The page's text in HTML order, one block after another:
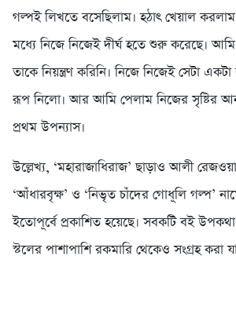
গল্পই লিখতে বসেছিলাম। হঠাৎ খেয়াল
মধ্যে নিজে নিজেই দীর্ঘ হতে শুরু করেছে।
তাকে নিয়ন্ত্রণ করিনি। নিজে নিজেই সেটা
রূপ নিলো। আর আমি পেলাম নিজের সৃষ্টির
প্রথম উপন্যাস।
উল্লেখ্য, ‘মহারাজাধিরাজ’ ছাড়াও আলী
‘আঁধারবৃক্ষ’ ও ‘নিভৃত চাঁদের গোধূলি গল্প’
ইতোপূর্বে প্রকাশিত হয়েছে। সবকটি বই
স্টলের পাশাপাশি রকমারি থেকেও সংগ্রহ করা